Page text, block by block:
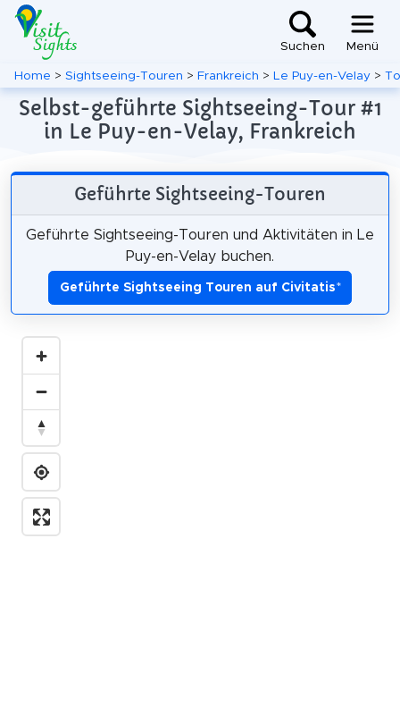
Suchen Menü
Home > Sightseeing-Touren > Frankreich > Le Puy-en-Velay >
Selbst-geführte Sightseeing-Tour #1
in Le Puy-en-Velay, Frankreich
Geführte Sightseeing-Touren
Geführte Sightseeing-Touren und Aktivitäten in Le
Puy-en-Velay buchen.
Geführte Sightseeing Touren auf Civitatis*